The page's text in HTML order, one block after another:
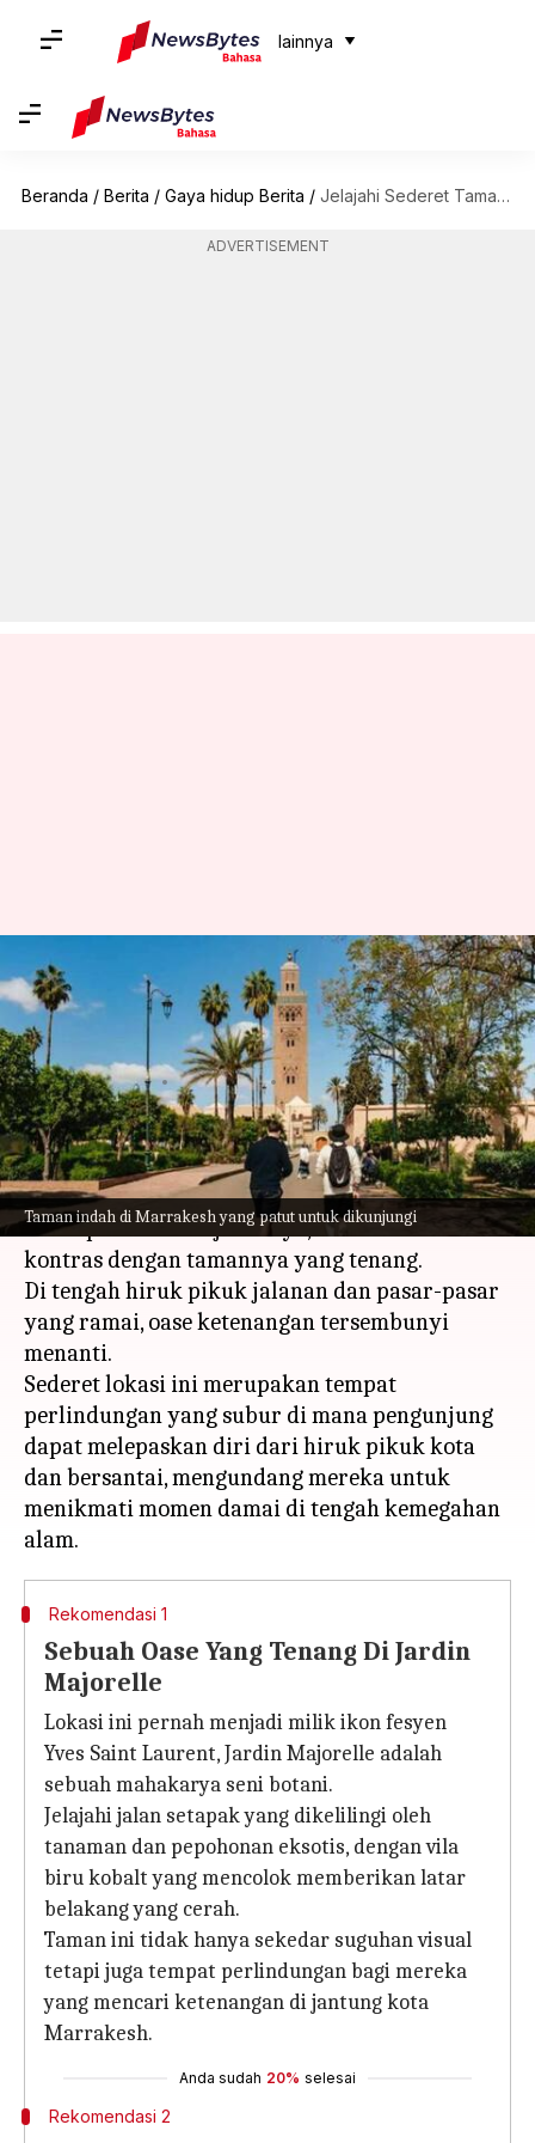
lainnya
Beranda / Berita / Gaya hidup Berita / Jelajahi Sederet Taman Indah Marrakesh Untuk Liburan Yang Tak Terlupakan
ADVERTISEMENT
Taman indah di Marrakesh yang patut untuk dikunjungi
Jelajahi Sederet Taman Indah
Marrakesh Untuk Liburan Yang
Tak Terlupakan
menulis Handoko Mar 27, 2024 11:41 am
Apa ceritanya
Marrakesh, sebuah kota yang hidup dengan
hiruk pikuk dan sejarahnya, menawarkan
kontras dengan tamannya yang tenang.
Di tengah hiruk pikuk jalanan dan pasar-pasar
yang ramai, oase ketenangan tersembunyi
menanti.
Sederet lokasi ini merupakan tempat
perlindungan yang subur di mana pengunjung
dapat melepaskan diri dari hiruk pikuk kota
dan bersantai, mengundang mereka untuk
menikmati momen damai di tengah kemegahan
Rekomendasi 1
Sebuah Oase Yang Tenang Di Jardin
Majorelle
Lokasi ini pernah menjadi milik ikon fesyen
Yves Saint Laurent, Jardin Majorelle adalah
sebuah mahakarya seni botani.
Jelajahi jalan setapak yang dikelilingi oleh
tanaman dan pepohonan eksotis, dengan vila
biru kobalt yang mencolok memberikan latar
belakang yang cerah.
Taman ini tidak hanya sekedar suguhan visual
tetapi juga tempat perlindungan bagi mereka
yang mencari ketenangan di jantung kota
Marrakesh.
Anda sudah 20% selesai
Rekomendasi 2